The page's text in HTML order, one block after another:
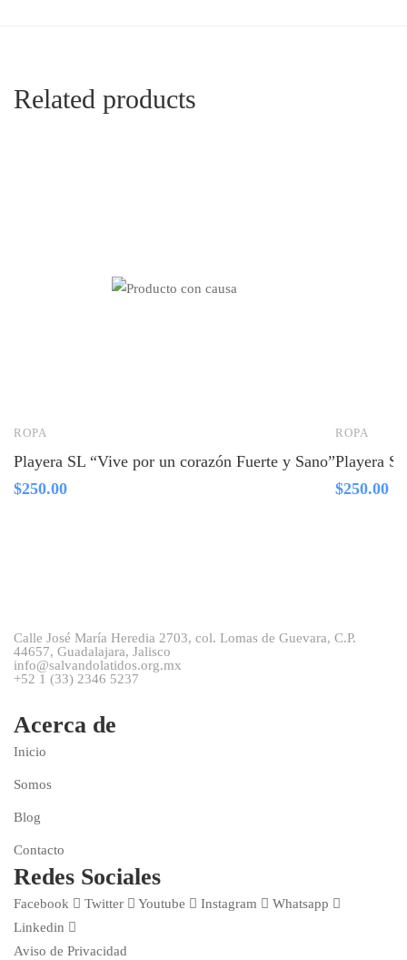
Related products
ROPA
Playera SL “Vive por un corazón Fuerte y Sano”
$250.00
ROPA
Playera
$250.00
Calle José María Heredia 2703, col. Lomas de Guevara, C.P.
44657, Guadalajara, Jalisco
info@salvandolatidos.org.mx
+52 1 (33) 2346 5237
Acerca de
Inicio
Somos
Blog
Contacto
Redes Sociales
Facebook Twitter Youtube Instagram
Whatsapp
Linkedin
Aviso de Privacidad